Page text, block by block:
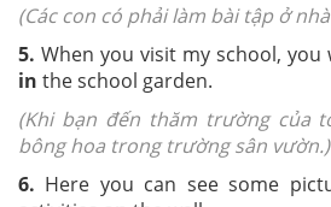
(Các con có phải làm bài tập ở
5. When you visit my school, you
in the school garden.
(Khi bạn đến thăm trường của
bông hoa trong trườngsân vườn.)
6. Here you can see some